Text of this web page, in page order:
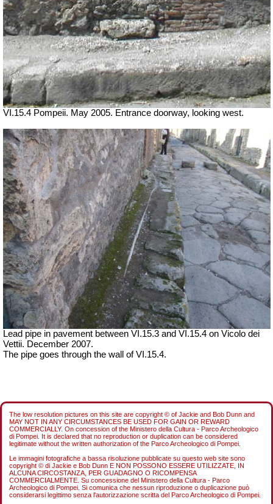
VI.15.4 Pompeii. May 2005. Entrance doorway, looking west.
Lead pipe in pavement between VI.15.3 and VI.15.4 on Vicolo dei
Vettii. December 2007.
The pipe goes through the wall of VI.15.4.
The low resolution pictures on this site are copyright © of Jackie and Bob Dunn and
MAY NOT IN ANY CIRCUMSTANCES BE USED FOR GAIN OR REWARD
COMMERCIALLY. On concession of the Ministero della Cultura - Parco Archeologico
di Pompei. It is declared that no reproduction or duplication can be considered
legitimate without the written authorization of the Parco Archeologico di Pompei.
Le immagini fotografiche a bassa risoluzione pubblicate su questo web site sono
copyright © di Jackie e Bob Dunn E NON POSSONO ESSERE UTILIZZATE, IN
ALCUNA CIRCOSTANZA, PER GUADAGNO O RICOMPENSA
COMMERCIALMENTE. Su concessione del Ministero della Cultura - Parco
Archeologico di Pompei. Si comunica che nessun riproduzione o duplicazione può
considerarsi legittimo senza l'autorizzazione scritta del Parco Archeologico di Pompei.